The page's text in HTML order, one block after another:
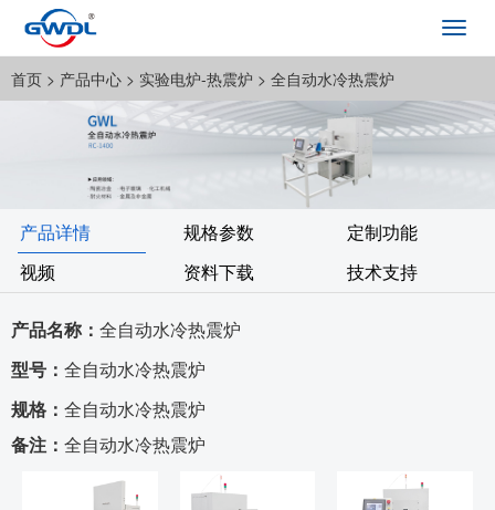
首页 > 产品中心 > 实验电炉-热震炉 > 全自动水冷热震炉
产品详情 规格参数
定制功能
视频
资料下载 技术支持
产品名称： 全自动水冷热震炉
型号： 全自动水冷热震炉
规格： 全自动水冷热震炉
备注： 全自动水冷热震炉